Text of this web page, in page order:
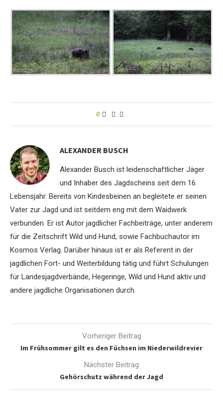
0
ALEXANDER BUSCH
Alexander Busch ist leidenschaftlicher Jäger
und Inhaber des Jagdscheins seit dem 16.
Lebensjahr. Bereits von Kindesbeinen an begleitete er seinen
Vater zur Jagd und ist seitdem eng mit dem Waidwerk
verbunden. Er ist Autor jagdlicher Fachbeiträge, unter anderem
für die Zeitschrift Wild und Hund, sowie Fachbuchautor im
Kosmos Verlag. Darüber hinaus ist er als Referent in der
jagdlichen Fort- und Weiterbildung tätig und führt Schulungen
für Landesjagdverbände, Hegeringe, Wild und Hund aktiv und
andere jagdliche Organisationen durch.
Vorheriger Beitrag
Im Frühsommer gilt es den Füchsen im Niederwildrevier
Nächster Beitrag
Gehörschutz während der Jagd